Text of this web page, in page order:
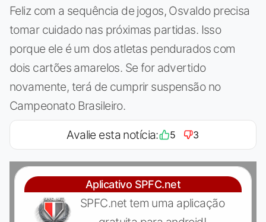
Feliz com a sequência de jogos, Osvaldo precisa
tomar cuidado nas próximas partidas. Isso
porque ele é um dos atletas pendurados com
dois cartões amarelos. Se for advertido
novamente, terá de cumprir suspensão no
Campeonato Brasileiro.
Avalie esta notícia: 5 3
Aplicativo SPFC.net
SPFC.net tem uma aplicação